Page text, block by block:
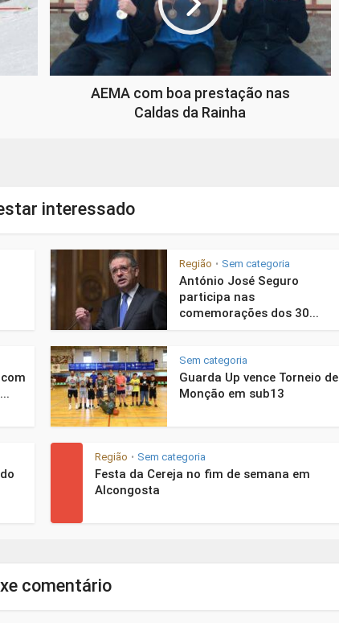
AEMA com boa prestação nas
Caldas da Rainha
interessado
Região • Sem categoria
António José Seguro
participa nas
comemorações dos 30...
Sem categoria
Guarda Up vence Torneio de
Monção em sub13
Região • Sem categoria
Festa da Cereja no fim de semana em
Alcongosta
comentário